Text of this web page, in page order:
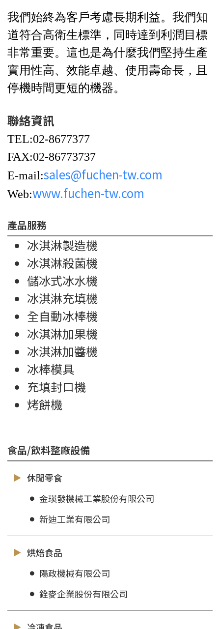
我們始終為客戶考慮長期利益。我們知
道符合高衛生標準，同時達到利潤目標
非常重要。這也是為什麼我們堅持生產
實用性高、效能卓越、使用壽命長，且
停機時間更短的機器。
聯絡資訊
TEL:02-8677377
FAX:02-86773737
E-mail:sales@fuchen-tw.com
Web:www.fuchen-tw.com
產品服務
冰淇淋製造機
冰淇淋殺菌機
儲冰式冰水機
冰淇淋充填機
全自動冰棒機
冰淇淋加果機
冰淇淋加醬機
冰棒模具
充填封口機
烤餅機
食品/飲料整廠設備
休閒零食
金瑛發機械工業股份有限公司
新迪工業有限公司
烘焙食品
陽政機械有限公司
銓麥企業股份有限公司